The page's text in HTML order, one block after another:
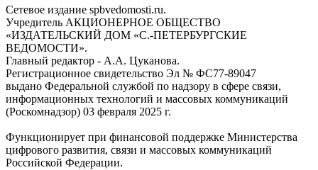
Сетевое издание spbvedomosti.ru.
Учредитель АКЦИОНЕРНОЕ ОБЩЕСТВО
«ИЗДАТЕЛЬСКИЙ ДОМ «С.-ПЕТЕРБУРГСКИЕ
ВЕДОМОСТИ».
Главный редактор - А.А. Цуканова.
Регистрационное свидетельство Эл № ФС77-89047
выдано Федеральной службой по надзору в сфере связи,
информационных технологий и массовых коммуникаций
(Роскомнадзор) 03 февраля 2025 г.
Функционирует при финансовой поддержке Министерства
цифрового развития, связи и массовых коммуникаций
Российской Федерации.